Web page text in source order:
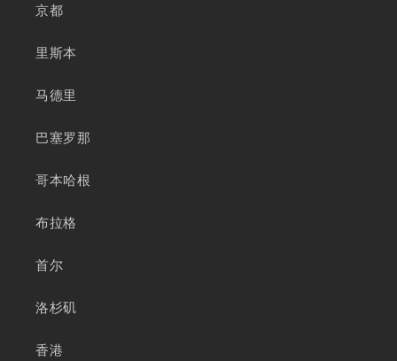
京都
里斯本
马德里
巴塞罗那
哥本哈根
布拉格
首尔
洛杉矶
香港